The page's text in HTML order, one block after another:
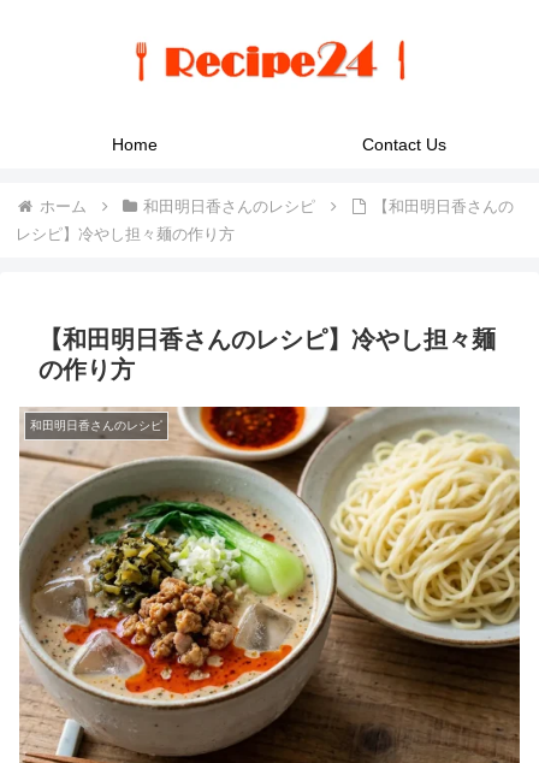
Home Contact Us
ホーム 和田明日香さんのレシピ
【和田明日香さんの
レシピ】冷やし担々麺の作り方
【和田明日香さんのレシピ】冷やし担々麺
の作り方
和田明日香さんのレシピ